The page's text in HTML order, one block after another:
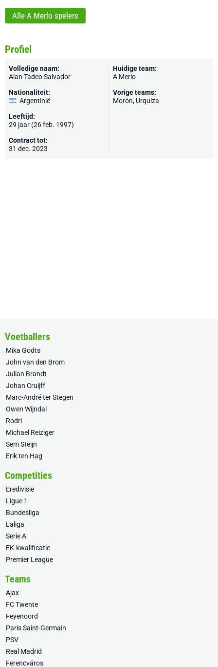
Alle A Merlo spelers
Profiel
Volledige naam:
Alan Tadeo Salvador
Nationaliteit:
Argentinië
Leeftijd:
29 jaar (26 feb. 1997)
Contract tot:
31 dec. 2023
Huidige team:
A Merlo
Vorige teams:
Morón, Urquiza
Voetballers
Mika Godts
John van den Brom
Julian Brandt
Johan Cruijff
Marc-André ter Stegen
Owen Wijndal
Rodri
Michael Reiziger
Sem Steijn
Erik ten Hag
Competities
Eredivisie
Ligue 1
Bundesliga
Laliga
Serie A
EK-kwalificatie
Premier League
Teams
Ajax
FC Twente
Feyenoord
Paris Saint-Germain
PSV
Real Madrid
Ferencváros